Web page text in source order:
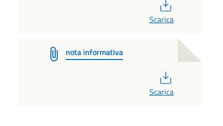
Scarica
nota informativa
Scarica